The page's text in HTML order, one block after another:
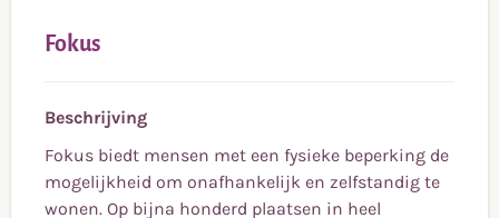
Fokus
Beschrijving
Fokus biedt mensen met een fysieke beperking de
mogelijkheid om onafhankelijk en zelfstandig te
wonen. Op bijna honderd plaatsen in heel